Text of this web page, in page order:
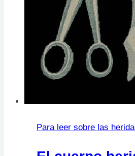
Para leer sobre las